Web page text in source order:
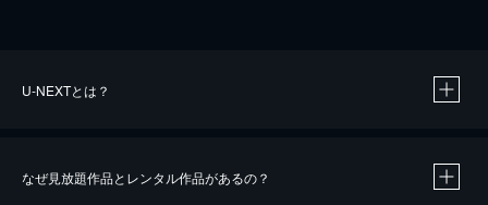
U-NEXTとは？
なぜ見放題作品とレンタル作品があるの？